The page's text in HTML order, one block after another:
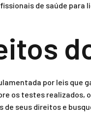
de saúde para
por leis que
os testes realizados,
seus direitos e